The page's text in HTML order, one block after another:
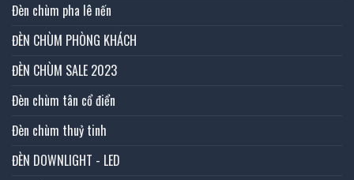
Đèn chùm pha lê nến
ĐÈN CHÙM PHÒNG KHÁCH
ĐÈN CHÙM SALE 2023
Đèn chùm tân cổ điển
Đèn chùm thuỷ tinh
ĐÈN DOWNLIGHT - LED